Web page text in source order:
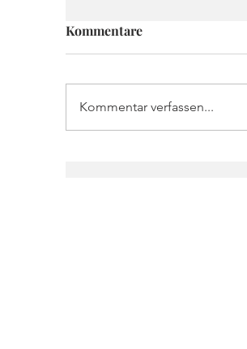
Kommentare
Kommentar verfassen...